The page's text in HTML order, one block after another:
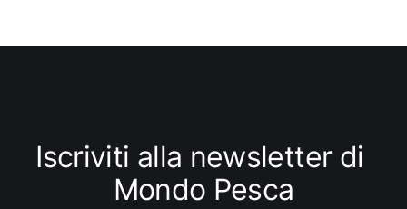
Iscriviti alla newsletter di
Mondo Pesca